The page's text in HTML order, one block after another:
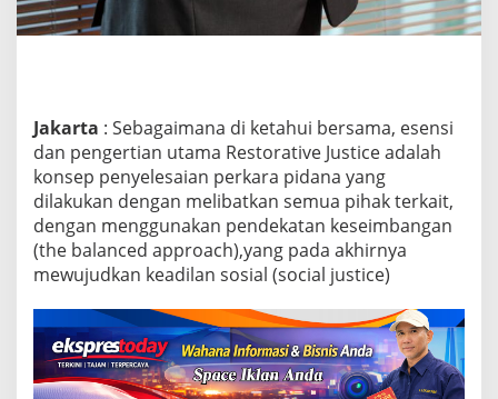
Jakarta : Sebagaimana di ketahui bersama, esensi
dan pengertian utama Restorative Justice adalah
konsep penyelesaian perkara pidana yang
dilakukan dengan melibatkan semua pihak terkait,
dengan menggunakan pendekatan keseimbangan
(the balanced approach),yang pada akhirnya
mewujudkan keadilan sosial (social justice)